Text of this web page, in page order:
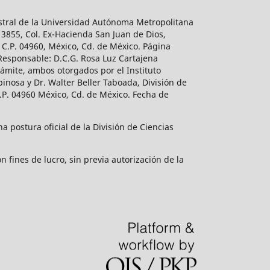
de la Universidad Autónoma Metropolitana
Col. Ex-Hacienda San Juan de Dios,
04960, México, Cd. de México. Página
D.C.G. Rosa Luz Cartajena
ambos otorgados por el Instituto
y Dr. Walter Beller Taboada, División de
04960 México, Cd. de México. Fecha de
postura oficial de la División de Ciencias
fines de lucro, sin previa autorización de la